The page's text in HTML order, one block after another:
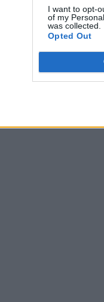
I want to opt-
of my
was collected.
Opted Out